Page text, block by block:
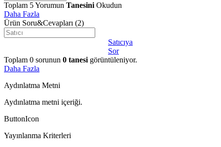
Toplam 5Yorumun Tanesini Okudun
Daha Fazla
Ürün Soru&Cevapları (2)
Satıcıya
Sor
Toplam 0 sorunun 0 tanesi görüntüleniyor.
Daha Fazla
Aydınlatma Metni
Aydınlatma metni içeriği.
ButtonIcon
Yayınlanma Kriterleri